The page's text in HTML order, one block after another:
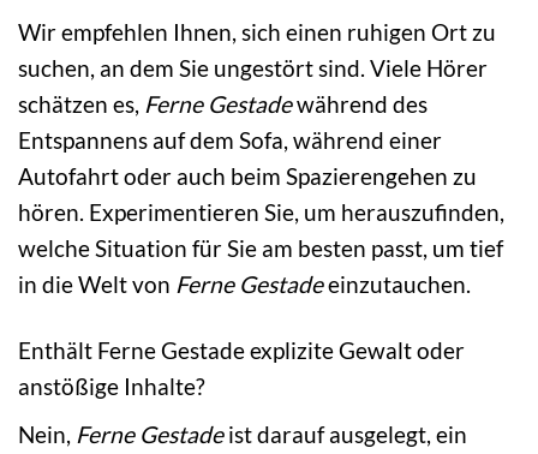
Wir empfehlen Ihnen, sich einen ruhigen Ort zu
suchen, an dem Sie ungestört sind. Viele Hörer
schätzen es, Ferne Gestadewährend des
Entspannens auf dem Sofa, während einer
Autofahrt oder auch beim Spazierengehen zu
hören. Experimentieren Sie, um herauszufinden,
welche Situation für Sie am besten passt, um tief
in die Welt von Ferne Gestadeeinzutauchen.
Enthält Ferne Gestade explizite Gewalt oder
anstößige Inhalte?
Nein, Ferne Gestadeist darauf ausgelegt, ein